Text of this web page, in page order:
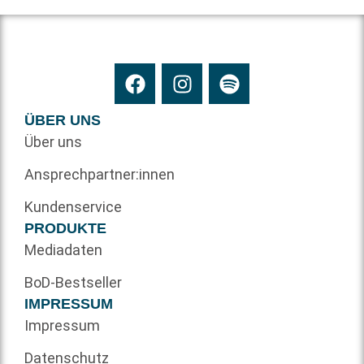
ÜBER UNS
Über uns
Ansprechpartner:innen
Kundenservice
PRODUKTE
Mediadaten
BoD-Bestseller
IMPRESSUM
Impressum
Datenschutz